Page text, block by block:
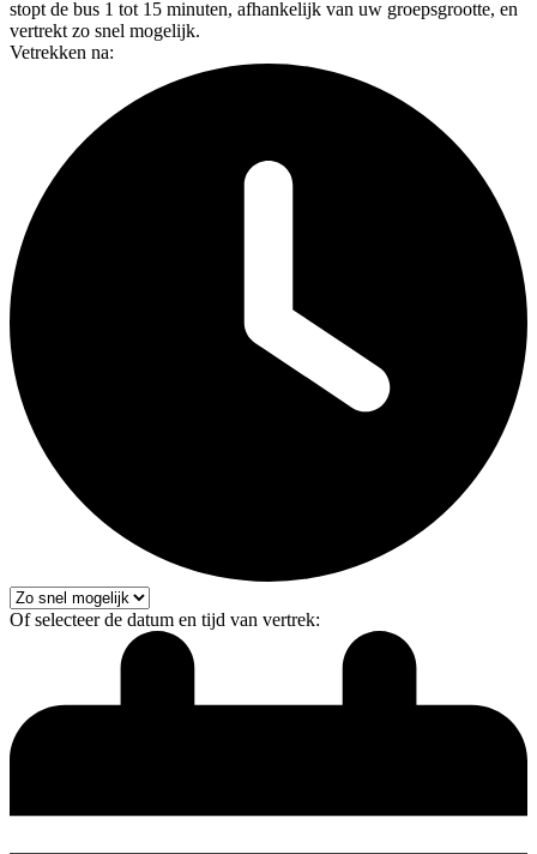
stopt de bus 1 tot 15 minuten, afhankelijk van uw groepsgrootte, en
vertrekt zo snel mogelijk.
Vetrekken na:
Of selecteer de datum en tijd van vertrek: